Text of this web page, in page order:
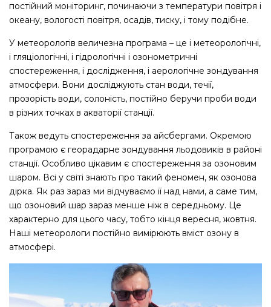
постійний моніторинг, починаючи з температури повітря і
океану, вологості повітря, осадів, тиску, і тому подібне.
У метеорологів величезна програма – це і метеорологічні,
і гляціологічні, і гідрологічні і озонометричні
спостереження, і дослідження, і аерологічне зондування
атмосфери. Вони досліджують стан води, течії,
прозорість води, солоність, постійно беручи проби води
в різних точках в акваторії станції.
Також ведуть спостереження за айсбергами. Окремою
програмою є георадарне зондування льодовиків в районі
станції. Особливо цікавим є спостереження за озоновим
шаром. Всі у світі знають про такий феномен, як озонова
дірка. Як раз зараз ми відчуваємо її над нами, а саме тим,
що озоновий шар зараз менше ніж в середньому. Це
характерно для цього часу, тобто кінця вересня, жовтня.
Наші метеорологи постійно вимірюють вміст озону в
атмосфері.